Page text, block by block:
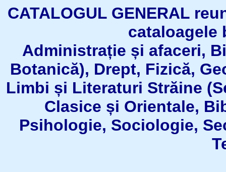
CATALOGUL GENERAL
Administrație și afaceri,
Botanică), Drept, Fizică,
Limbi și Literaturi Străine
Clasice și Orientale,
Psihologie, Sociologie,